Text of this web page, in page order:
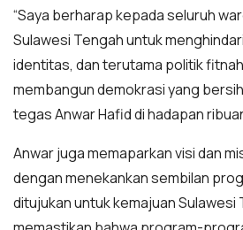
“Saya berharap kepada seluruh
Sulawesi Tengah untuk
identitas, dan terutama politik
membangun demokrasi yang
tegas Anwar Hafid di hadapan
Anwar juga memaparkan visi dan
dengan menekankan sembilan
ditujukan untuk kemajuan Sulawesi